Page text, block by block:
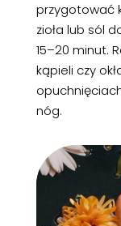
przygotować
zioła lub sól
15–20 minut.
kąpieli czy
nóg.